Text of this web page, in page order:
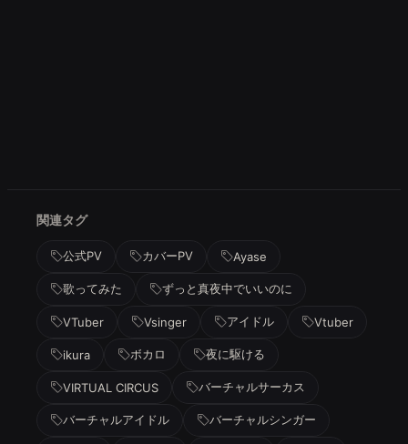
関連タグ
公式PV カバーPV Ayase
歌ってみた ずっと真夜中でいいのに
VTuber Vsinger アイドル Vtuber
ikura ボカロ 夜に駆ける
VIRTUAL CIRCUS バーチャルサーカス
バーチャルアイドル バーチャルシンガー